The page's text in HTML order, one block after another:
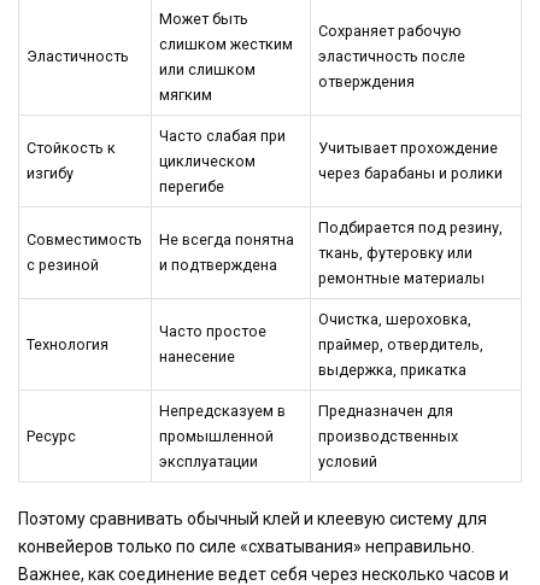
Эластичность
Может быть
слишком жестким
или слишком
мягким
Сохраняет рабочую
эластичность после
отверждения
Стойкость к
изгибу
Часто слабая при
циклическом
перегибе
Учитывает прохождение
через барабаны и ролики
Совместимость
с резиной
Не всегда понятна
и подтверждена
Подбирается под резину,
ткань, футеровку или
ремонтные материалы
Технология
Часто простое
нанесение
Очистка, шероховка,
праймер, отвердитель,
выдержка, прикатка
Ресурс
Непредсказуем в
промышленной
эксплуатации
Предназначен для
производственных
условий
Поэтому сравнивать обычный клей и клеевую систему для
конвейеров только по силе «схватывания» неправильно.
Важнее, как соединение ведет себя через несколько часов и